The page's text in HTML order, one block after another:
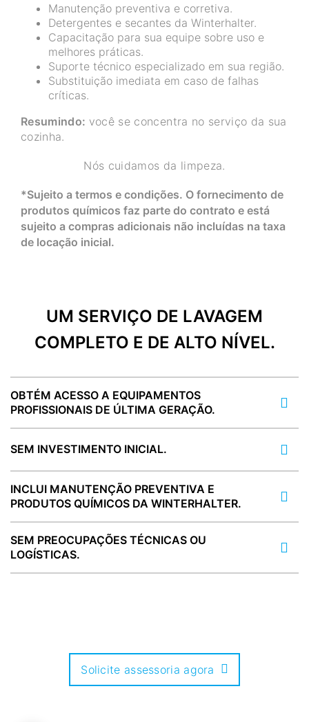
Manutenção preventiva e corretiva.
Detergentes e secantes da Winterhalter.
Capacitação para sua equipe sobre uso e
melhores práticas.
Suporte técnico especializado em sua região.
Substituição imediata em caso de falhas
críticas.
Resumindo: você se concentra no serviço da sua
cozinha.
Nós cuidamos da limpeza.
*Sujeito a termos e condições. O fornecimento de
produtos químicos faz parte do contrato e está
sujeito a compras adicionais não incluídas na taxa
de locação inicial.
UM SERVIÇO DE LAVAGEM
COMPLETO E DE ALTO NÍVEL.
OBTÉM ACESSO A EQUIPAMENTOS
PROFISSIONAIS DE ÚLTIMA GERAÇÃO.
SEM INVESTIMENTO INICIAL.
INCLUI MANUTENÇÃO PREVENTIVA E
PRODUTOS QUÍMICOS DA WINTERHALTER.
SEM PREOCUPAÇÕES TÉCNICAS OU
LOGÍSTICAS.
Solicite assessoria agora